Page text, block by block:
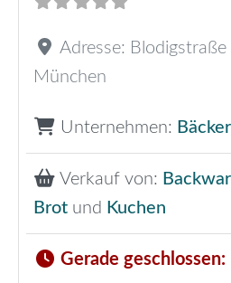
Adresse: Blodigstraße
München
Unternehmen:
Verkauf von:
Brot und Kuchen
Gerade geschlossen: